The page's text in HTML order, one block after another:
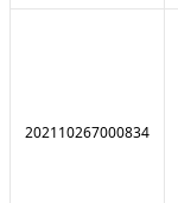
202110267000834